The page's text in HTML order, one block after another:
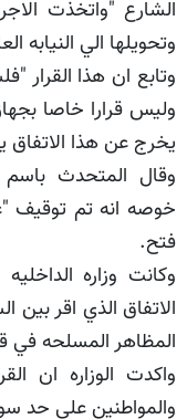
الشارع "واتخذت
وتحويلها الي النيابه
وتابع ان هذا
وليس قرارا خاصا
يخرج عن هذا الاتفاق
وقال المتحدث باسم
خوصه انه تم توقيف
فتح.
وكانت وزاره
الاتفاق الذي اقر بين
المظاهر المسلحه في
واكدت الوزاره ان
والمواطنين على حد